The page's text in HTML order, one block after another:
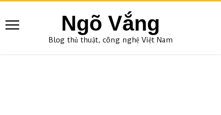
Ngõ Vắng
Blog thủ thuật, công nghệ Việt Nam